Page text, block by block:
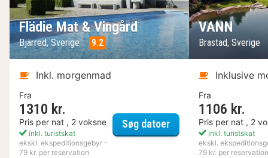
Flädie Mat & Vingård
Bjärred, Sverige 9.2
Inkl. morgenmad
Fra
1310 kr.
Pris per nat , 2 voksne
inkl. turistskat
ekskl. ekspeditionsgebyr -
79 kr. per reservation
Søg datoerFlädie Mat & Vingård
VANN
Brastad, Sverige
Inklusive
Fra
1106 kr.
Pris per nat , 2
inkl. turistskat
ekskl.
79 kr. per reservation